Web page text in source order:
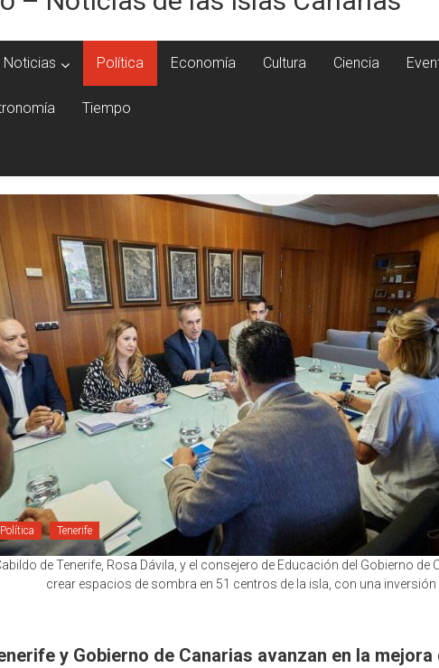
Noticias Política Economía Cultura Ciencia
Tiempo
Política Tenerife
de Tenerife, Rosa Dávila, y el consejero de Educación del Gobierno
crear espacios de sombra en 51 centros de la isla, con una inversión
y Gobierno de Canarias avanzan en la